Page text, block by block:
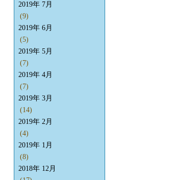
2019年 7月
(9)
2019年 6月
(5)
2019年 5月
(7)
2019年 4月
(7)
2019年 3月
(14)
2019年 2月
(4)
2019年 1月
(8)
2018年 12月